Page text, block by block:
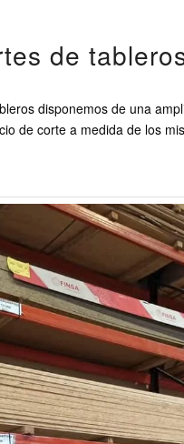
de
disponemos de una
de corte a medida de los